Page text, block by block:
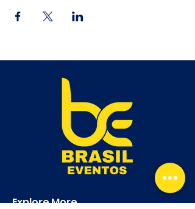
Explore More